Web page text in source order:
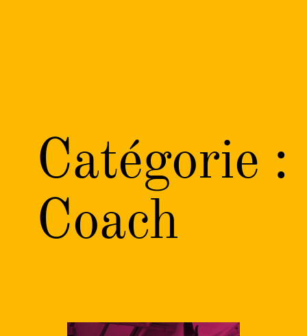
Catégorie :
Coach